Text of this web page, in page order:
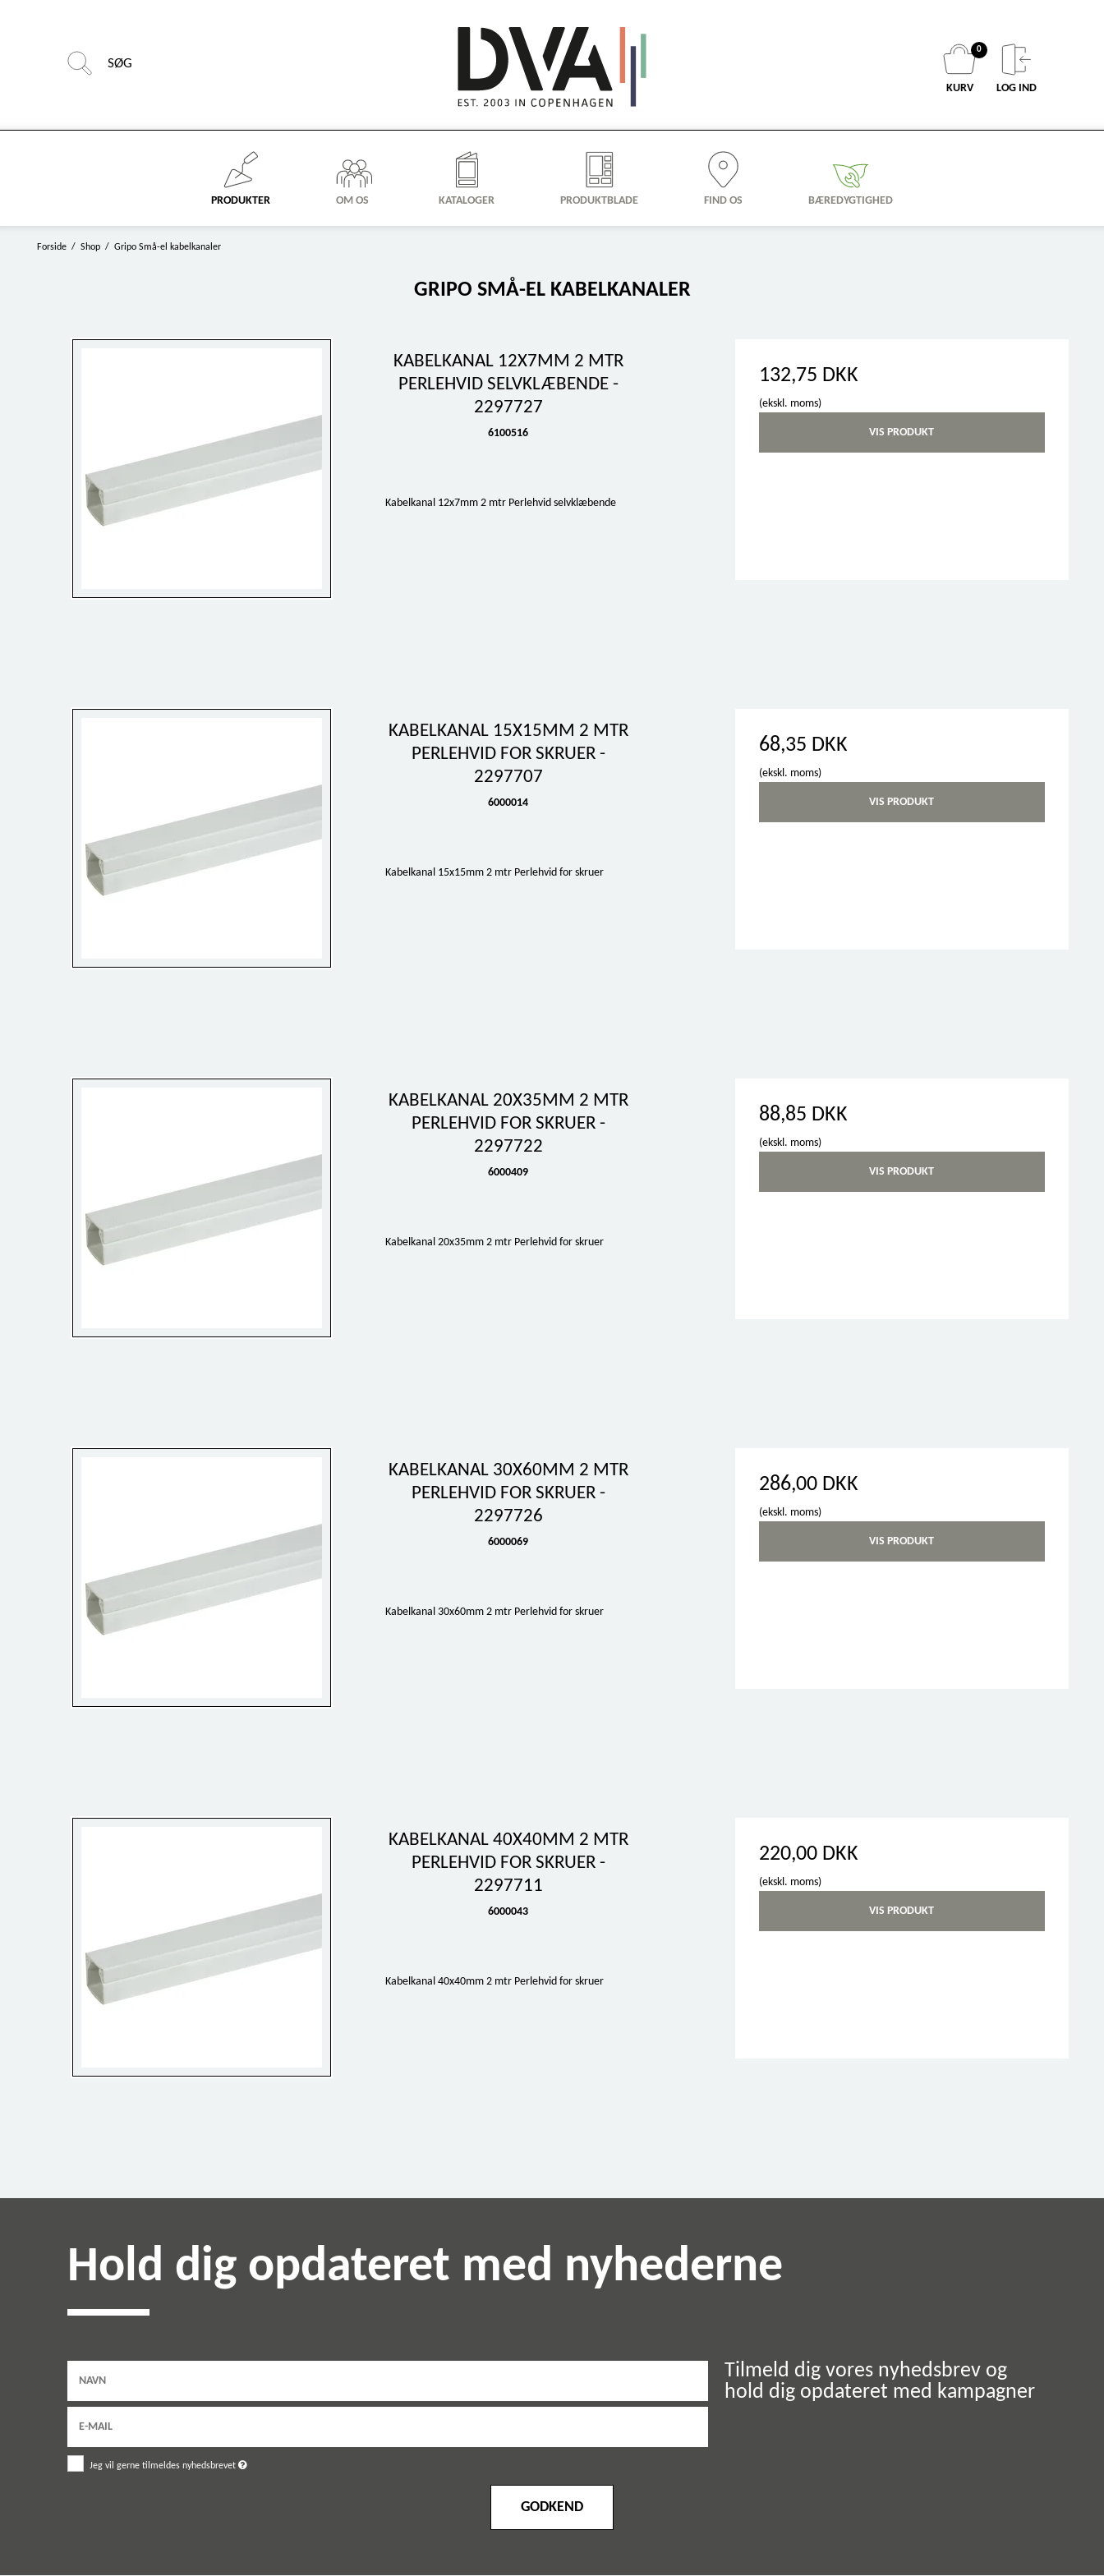
0
KURV LOG IND
PRODUKTER OM OS KATALOGER PRODUKTBLADE FIND OS BÆREDYGTIGHED
Forside / Shop / Gripo Små-el kabelkanaler
GRIPO SMÅ-EL KABELKANALER
KABELKANAL 12X7MM 2 MTR
PERLEHVID SELVKLÆBENDE -
2297727
6100516
Kabelkanal 12x7mm 2 mtr Perlehvid selvklæbende
132,75 DKK
(ekskl. moms)
VIS PRODUKT
KABELKANAL 15X15MM 2 MTR
PERLEHVID FOR SKRUER -
2297707
6000014
Kabelkanal 15x15mm 2 mtr Perlehvid for skruer
68,35 DKK
(ekskl. moms)
VIS PRODUKT
KABELKANAL 20X35MM 2 MTR
PERLEHVID FOR SKRUER -
2297722
6000409
Kabelkanal 20x35mm 2 mtr Perlehvid for skruer
88,85 DKK
(ekskl. moms)
VIS PRODUKT
KABELKANAL 30X60MM 2 MTR
PERLEHVID FOR SKRUER -
2297726
6000069
Kabelkanal 30x60mm 2 mtr Perlehvid for skruer
286,00 DKK
(ekskl. moms)
VIS PRODUKT
KABELKANAL 40X40MM 2 MTR
PERLEHVID FOR SKRUER -
2297711
6000043
Kabelkanal 40x40mm 2 mtr Perlehvid for skruer
220,00 DKK
(ekskl. moms)
VIS PRODUKT
Hold dig opdateret med nyhederne
Jeg vil gerne tilmeldes nyhedsbrevet
Tilmeld dig vores nyhedsbrev og
hold dig opdateret med kampagner
GODKEND